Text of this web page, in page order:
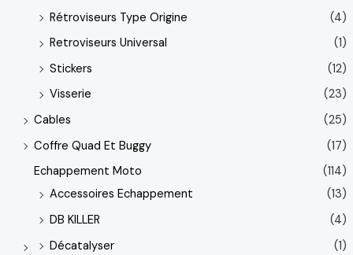
Rétroviseurs Type Origine
(4)
Retroviseurs Universal
(1)
Stickers
(12)
Visserie
(23)
Cables
(25)
Coffre Quad Et Buggy
(17)
Echappement Moto
(114)
Accessoires Echappement
(13)
DB KILLER
(4)
Décatalyser
(1)